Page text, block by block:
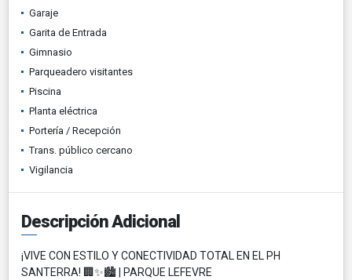
Garaje
Garita de Entrada
Gimnasio
Parqueadero visitantes
Piscina
Planta eléctrica
Portería / Recepción
Trans. público cercano
Vigilancia
Descripción Adicional
¡VIVE CON ESTILO Y CONECTIVIDAD TOTAL EN EL PH
SANTERRA! 🏢✨🏙️ | PARQUE LEFEVRE